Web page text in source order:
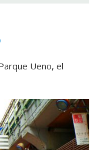
Ueno, el